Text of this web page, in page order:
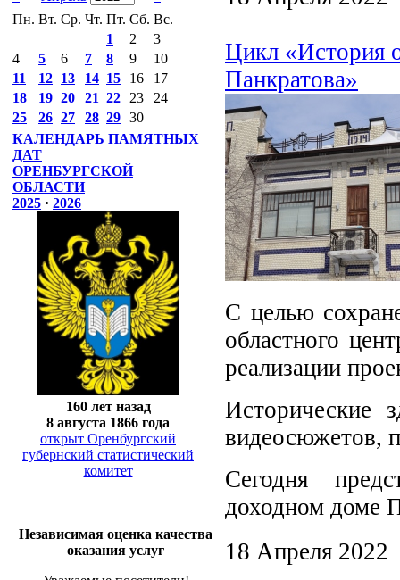
Пн. Вт. Ср. Чт. Пт. Сб. Вс.
1
2
3
4
5 6 7 8 9
10
11
12 13 14 15 16
17
18
19 20 21 22 23
24
25
26 27 28 29 30
КАЛЕНДАРЬ ПАМЯТНЫХ
ДАТ
ОРЕНБУРГСКОЙ
ОБЛАСТИ
2025 · 2026
160 лет назад
8 августа 1866 года
открыт Оренбургский
губернский статистический
комитет
Независимая оценка качества
оказания услуг
Цикл «История
Панкратова»
С целью
областного
реализации
Исторические
видеосюжетов,
Сегодня
доходном доме
18 Апреля 2022